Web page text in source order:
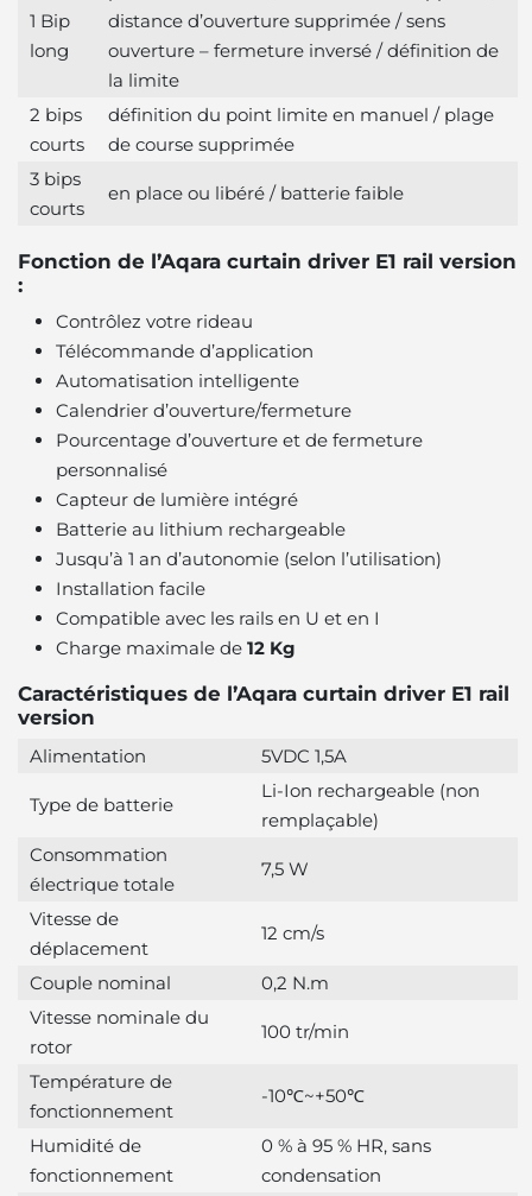
1 Bip
long
distance d’ouverture supprimée / sens
ouverture – fermeture inversé / définition de
la limite
2 bips
courts
définition du point limite en manuel / plage
de course supprimée
3 bips
courts
en place ou libéré / batterie faible
Fonction de l’Aqara curtain driver E1 rail version
:
Contrôlez votre rideau
Télécommande d’application
Automatisation intelligente
Calendrier d’ouverture/fermeture
Pourcentage d’ouverture et de fermeture
personnalisé
Capteur de lumière intégré
Batterie au lithium rechargeable
Jusqu’à 1 an d’autonomie (selon l’utilisation)
Installation facile
Compatible avec les rails en U et en I
Charge maximale de 12 Kg
Caractéristiques de l’Aqara curtain driver E1 rail
version
Alimentation 5VDC 1,5A
Type de batterie
Li-Ion rechargeable (non
remplaçable)
Consommation
électrique totale
7,5 W
Vitesse de
déplacement
12 cm/s
Couple nominal
0,2 N.m
Vitesse nominale du
rotor
100 tr/min
Température de
fonctionnement
-10℃~+50℃
Humidité de
fonctionnement
0 % à 95 % HR, sans
condensation